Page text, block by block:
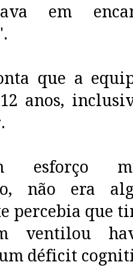
em
que a
anos,
esforço
não era
percebia que
ventilou
déficit